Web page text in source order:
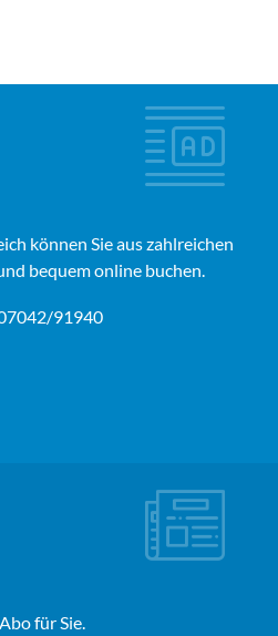
können Sie aus zahlreichen
bequem online buchen.
91940
für Sie.